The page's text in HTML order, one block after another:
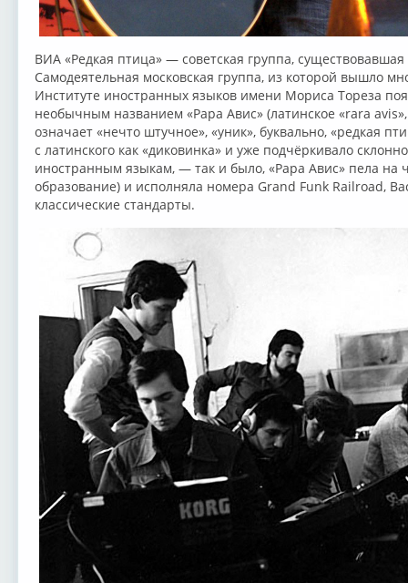
ВИА «Редкая птица» — советская группа,
Самодеятельная московская группа, из которой вышло
Институте иностранных языков имени Мориса Тореза
необычным названием «Рарa Авис» (латинское «rara
означает «нечто штучное», «уник», буквально, «редкая
с латинского как «диковинка» и уже подчёркивало
иностранным языкам, — так и было, «Papa Авис» пела на
образование) и исполняла номера Grand Funk Railroad,
классические стандарты.